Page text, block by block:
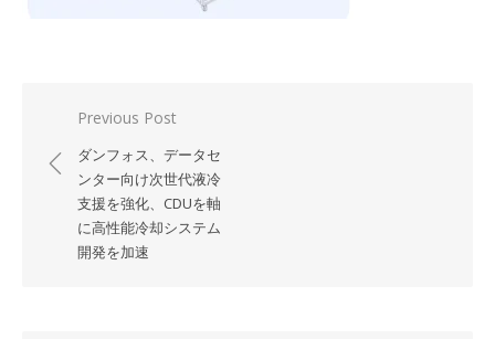
稿
ナ
Previous Post
ダンフォス、データセ
ンター向け次世代液冷
支援を強化、CDUを軸
に高性能冷却システム
開発を加速